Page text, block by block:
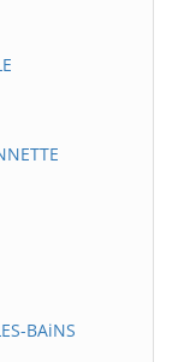
BAiNS